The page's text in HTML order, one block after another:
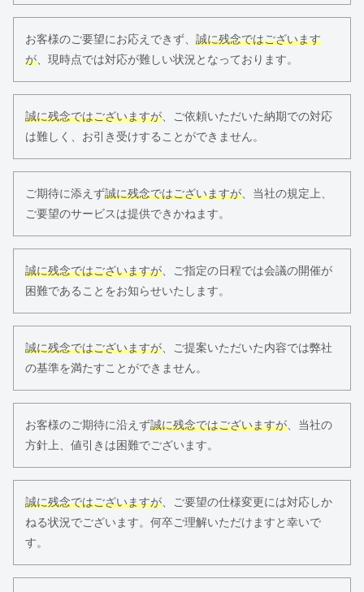
お客様のご要望にお応えできず、 誠に残念ではございます
が、現時点では対応が難しい状況となっております。
誠に残念ではございますが、ご依頼いただいた納期での対応
は難しく、お引き受けすることができません。
ご期待に添えず誠に残念ではございますが、当社の規定上、
ご要望のサービスは提供できかねます。
誠に残念ではございますが、ご指定の日程では会議の開催が
困難であることをお知らせいたします。
誠に残念ではございますが、ご提案いただいた内容では弊社
の基準を満たすことができません。
お客様のご期待に沿えず誠に残念ではございますが、当社の
方針上、値引きは困難でございます。
誠に残念ではございますが、ご要望の仕様変更には対応しか
ねる状況でございます。何卒ご理解いただけますと幸いで
す。